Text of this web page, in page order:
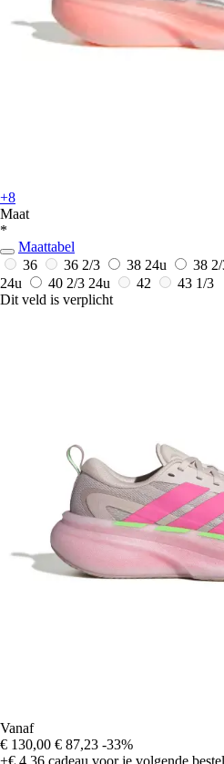
+8
Maat
*
Maattabel
36
36 2/3 38 24u 38
24u
40 2/3 24u 42
43 1/3
Dit veld is verplicht
Vanaf
€ 130,00 € 87,23 -33%
+€ 4,36 cadeau voor je volgende